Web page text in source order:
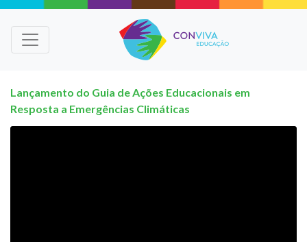
Lançamento do Guia de Ações Educacionais em
Resposta a Emergências Climáticas